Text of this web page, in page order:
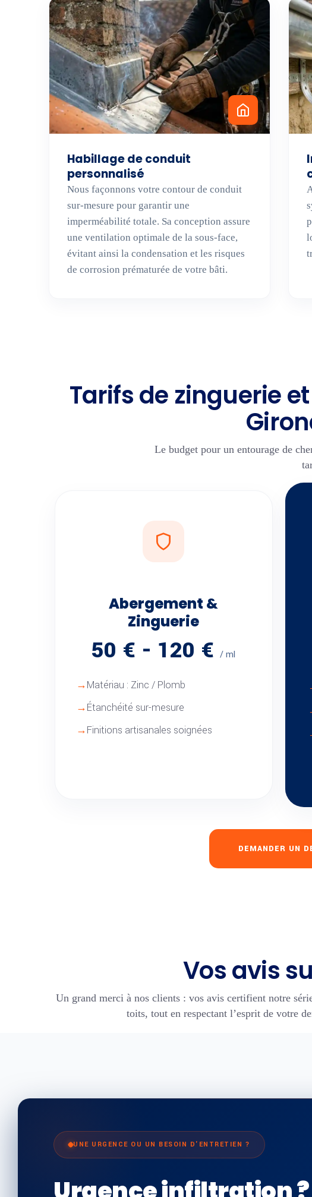
Habillage de conduit
personnalisé
Nous façonnons votre contour de conduit
sur-mesure pour garantir une
imperméabilité totale. Sa conception assure
une ventilation optimale de la sous-face,
évitant ainsi la condensation et les risques
de corrosion prématurée de votre bâti.
Tarifs de zinguerie
Le budget pour un entourage de
Abergement &
Zinguerie
50 € - 120 €/ ml
Matériau : Zinc / Plomb
Étanchéité sur-mesure
Finitions artisanales soignées
DEMANDER UN
Vos avis
Un grand merci à nos clients : vos avis certifient notre
toits, tout en respectant l’esprit de votre
UNE URGENCE OU UN BESOIN D'ENTRETIEN ?